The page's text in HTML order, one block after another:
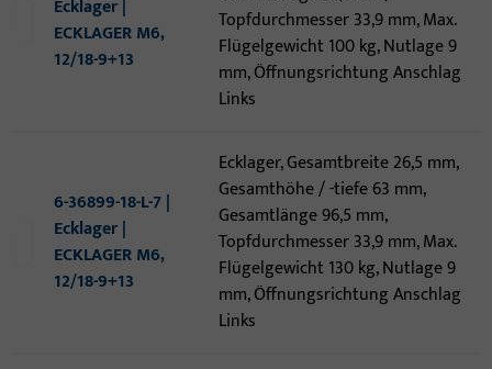
Ecklager |
ECKLAGER M6,
12/18-9+13
Topfdurchmesser 33,9 mm, Max.
Flügelgewicht 100 kg, Nutlage 9
mm, Öffnungsrichtung Anschlag
Links
6-36899-18-L-7 |
Ecklager |
ECKLAGER M6,
12/18-9+13
Ecklager, Gesamtbreite 26,5 mm,
Gesamthöhe / -tiefe 63 mm,
Gesamtlänge 96,5 mm,
Topfdurchmesser 33,9 mm, Max.
Flügelgewicht 130 kg, Nutlage 9
mm, Öffnungsrichtung Anschlag
Links